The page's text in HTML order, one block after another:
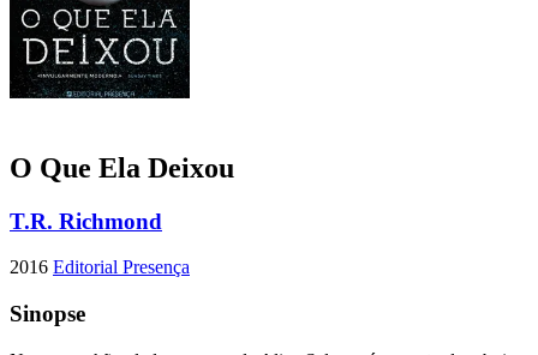
O Que Ela Deixou
T.R. Richmond
2016 Editorial Presença
Sinopse